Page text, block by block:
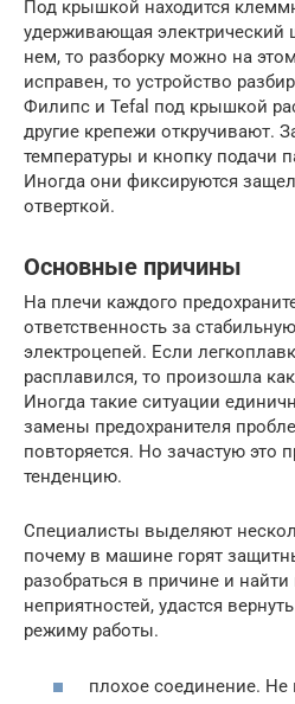
Под крышкой находится
удерживающая электрический
нем, то разборку можно на
исправен, то устройство
Филипс и Tefal под крышкой
другие крепежи откручивают.
температуры и кнопку подачи
Иногда они фиксируются
отверткой.
Основные причины
На плечи каждого
ответственность за
электроцепей. Если
расплавился, то произошла
Иногда такие ситуации
замены предохранителя
повторяется. Но зачастую это
тенденцию.
Специалисты выделяют
почему в машине горят
разобраться в причине и найти
неприятностей, удастся
режиму работы.
плохое соединение. Не